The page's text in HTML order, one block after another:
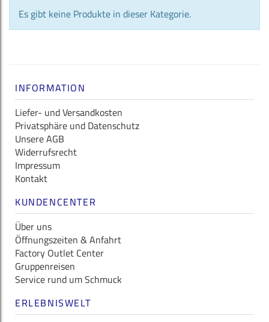
Es gibt keine Produkte in dieser Kategorie.
INFORMATION
Liefer- und Versandkosten
Privatsphäre und Datenschutz
Unsere AGB
Widerrufsrecht
Impressum
Kontakt
KUNDENCENTER
Über uns
Öffnungszeiten & Anfahrt
Factory Outlet Center
Gruppenreisen
Service rund um Schmuck
ERLEBNISWELT